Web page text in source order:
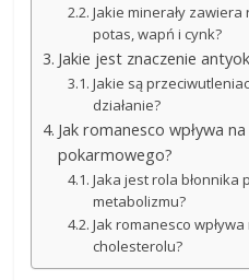
Jakie minerały
potas, wapń i cynk?
Jakie jest znaczenie
Jakie są
działanie?
Jak romanesco wpływa
pokarmowego?
Jaka jest rola
metabolizmu?
Jak romanesco
cholesterolu?